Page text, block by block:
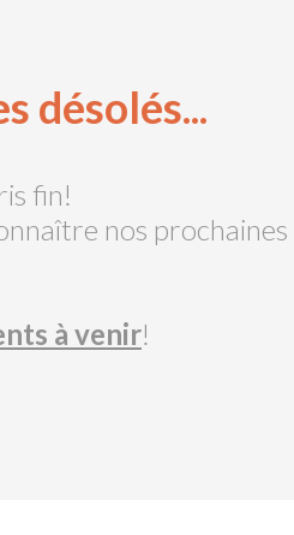
désolés...
fin!
nos prochaines
à venir!